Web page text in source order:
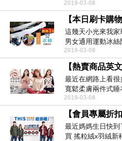
象中在網...
2019-03-08
這幾天小光來我
男女通用運動冰
個急性子的小...
2019-03-08
最近在網路上看
寬鬆柔膚兩件式
膚兩件...
2019-03-08
最近媽媽生日快
買 搖粒絨x羽絨新